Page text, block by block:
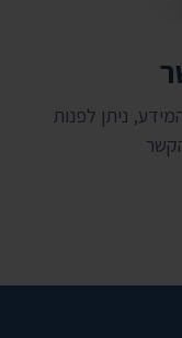
ניתן לפנות